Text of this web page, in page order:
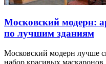
Московский модерн:
по лучшим зданиям
Московский модерн лучше
набор красивых